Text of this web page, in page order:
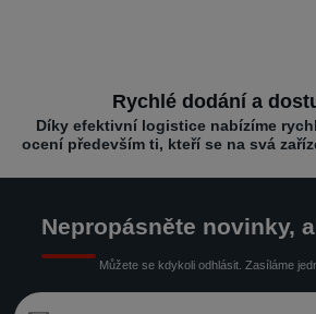
Rychlé dodání a
Díky efektivní logistice nabízíme
ocení především ti, kteří se na svá
Nepropásněte novinky,
Můžete se kdykoli odhlásit. Zasíláme